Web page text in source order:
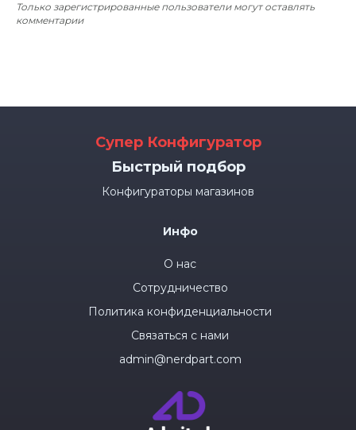
Только зарегистрированные пользователи могут оставлять
комментарии
Супер Конфигуратор
Быстрый подбор
Конфигураторы магазинов
Инфо
О нас
Сотрудничество
Политика конфиденциальности
Связаться с нами
admin@nerdpart.com